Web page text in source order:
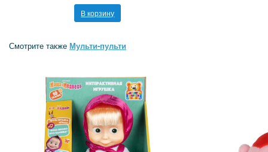
В корзину
Смотрите также Мульти-пульти